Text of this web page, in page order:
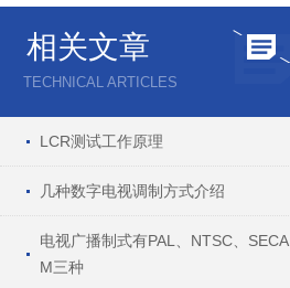
相关文章
TECHNICAL ARTICLES
LCR测试工作原理
几种数字电视调制方式介绍
电视广播制式有PAL、NTSC、SECA
M三种